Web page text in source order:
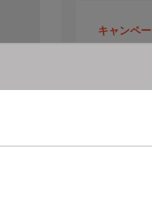
キャンペ